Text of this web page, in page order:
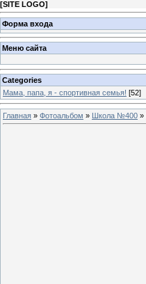
[SITE LOGO]
Форма входа
Меню сайта
Categories
Мама, папа, я - спортивная семья! [52]
Главная » Фотоальбом » Школа №400 »